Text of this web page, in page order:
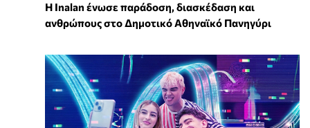
Η Inalan ένωσε παράδοση, διασκέδαση και
ανθρώπους στο Δημοτικό Αθηναϊκό Πανηγύρι